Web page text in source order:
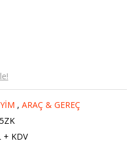
,ARAÇ & GEREÇ
+ KDV